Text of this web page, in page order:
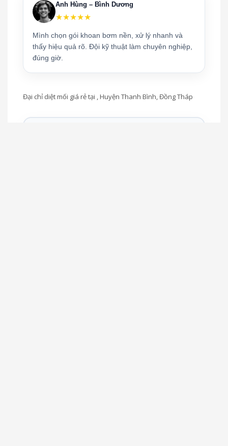
Anh Hùng – Bình Dương
★★★★★
Mình chọn gói khoan bơm nền, xử lý nhanh và
thấy hiệu quả rõ. Đội kỹ thuật làm chuyên nghiệp,
đúng giờ.
Đại chỉ diệt mối giá rẻ tại , Huyện Thanh Bình, Đồng Tháp